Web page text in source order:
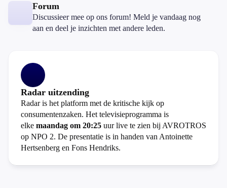
Forum
Discussieer mee op ons forum! Meld je vandaag nog
aan en deel je inzichten met andere leden.
Radar uitzending
Radar is het platform met de kritische kijk op
consumentenzaken. Het televisieprogramma is
elke maandag om 20:25 uur live te zien bij AVROTROS
op NPO 2. De presentatie is in handen van Antoinette
Hertsenberg en Fons Hendriks.